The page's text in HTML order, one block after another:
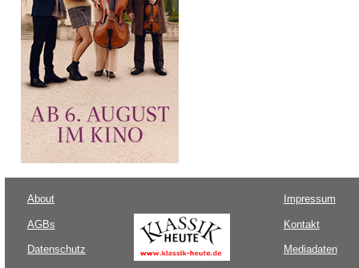
About
AGBs
Datenschutz
Impressum
Kontakt
Mediadaten